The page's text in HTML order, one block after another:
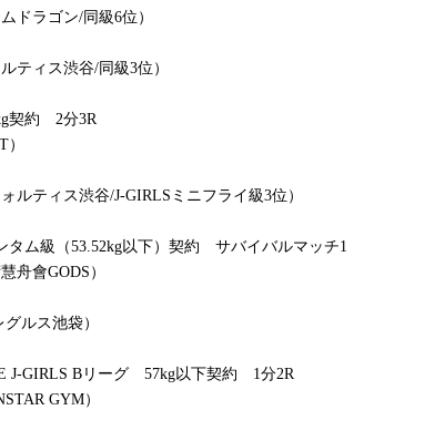
ドラゴン/同級6位）
ティス渋谷/同級3位）
契約 2分3R
ルティス渋谷/J-GIRLSミニフライ級3位）
ム級（53.52kg以下）契約 サバイバルマッチ1
舟會GODS）
グルス池袋）
J-GIRLS Bリーグ 57kg以下契約 1分2R
GYM）